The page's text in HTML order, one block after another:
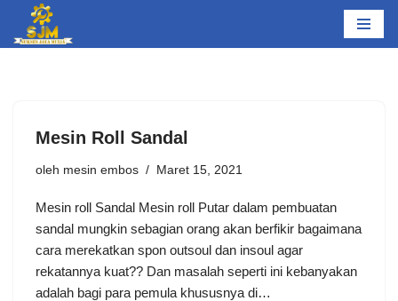
Lompat
Mesin Roll Sandal
oleh mesin embos Maret 15, 2021
Mesin roll Sandal Mesin roll Putar dalam pembuatan
sandal mungkin sebagian orang akan berfikir bagaimana
cara merekatkan spon outsoul dan insoul agar
rekatannya kuat?? Dan masalah seperti ini kebanyakan
adalah bagi para pemula khususnya di…